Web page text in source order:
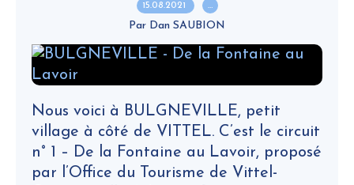
15.08.2021 …
Par Dan SAUBION
Nous voici à BULGNEVILLE, petit
village à côté de VITTEL. C’est le circuit
n° 1 – De la Fontaine au Lavoir, proposé
par l’Office du Tourisme de Vittel-